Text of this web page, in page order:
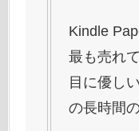
Kindle
最も売れ
目に優し
の長時間